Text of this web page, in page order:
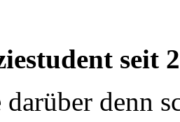
seit
darüber denn